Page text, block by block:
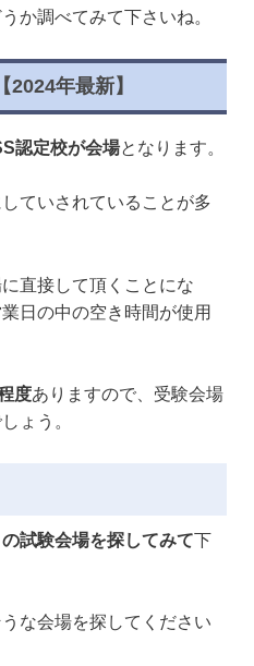
か調べてみて下さいね。
年最新】
認定校が会場となります。
ていされていることが多
直接して頂くことにな
日の中の空き時間が使用
度ありますので、受験会場
ょう。
試験会場を探してみて下
な会場を探してください